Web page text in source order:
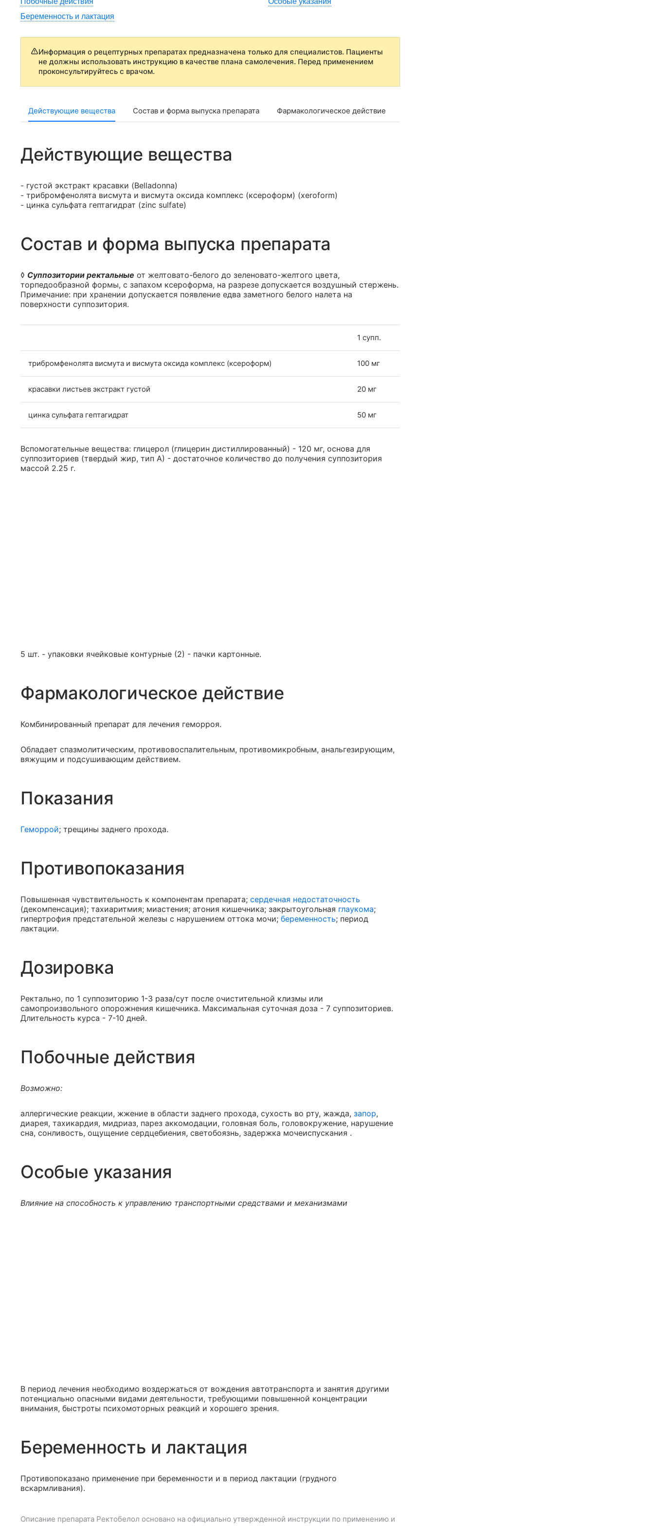
Беременность и лактация
Информация о рецептурных препаратах предназначена только для специалистов. Пациенты
не должны использовать инструкцию в качестве плана самолечения. Перед применением
проконсультируйтесь с врачом.
Действующие вещества Состав и форма выпуска препарата Фармакологическое действие
Действующие вещества
- густой экстракт красавки (Belladonna)
- трибромфенолята висмута и висмута оксида комплекс (ксероформ) (xeroform)
- цинка сульфата гептагидрат (zinc sulfate)
Состав и форма выпуска препарата
◊ Суппозитории ректальные от желтовато-белого до зеленовато-желтого цвета,
торпедообразной формы, с запахом ксероформа, на разрезе допускается воздушный стержень.
Примечание: при хранении допускается появление едва заметного белого налета на
поверхности суппозитория.
1 супп.
трибромфенолята висмута и висмута оксида комплекс (ксероформ) 100 мг
красавки листьев экстракт густой 20 мг
цинка сульфата гептагидрат 50 мг
Вспомогательные вещества: глицерол (глицерин дистиллированный) - 120 мг, основа для
суппозиториев (твердый жир, тип А) - достаточное количество до получения суппозитория
массой 2.25 г.
5 шт. - упаковки ячейковые контурные (2) - пачки картонные.
Фармакологическое действие
Комбинированный препарат для лечения геморроя.
Обладает спазмолитическим, противовоспалительным, противомикробным, анальгезирующим,
вяжущим и подсушивающим действием.
Показания
Геморрой; трещины заднего прохода.
Противопоказания
Повышенная чувствительность к компонентам препарата; сердечная недостаточность
(декомпенсация); тахиаритмия; миастения; атония кишечника; закрытоугольная глаукома;
гипертрофия предстательной железы с нарушением оттока мочи; беременность; период
лактации.
Дозировка
Ректально, по 1 суппозиторию 1-3 раза/сут после очистительной клизмы или
самопроизвольного опорожнения кишечника. Максимальная суточная доза - 7 суппозиториев.
Длительность курса - 7-10 дней.
Побочные действия
Возможно:
аллергические реакции, жжение в области заднего прохода, сухость во рту, жажда, запор,
диарея, тахикардия, мидриаз, парез аккомодации, головная боль, головокружение, нарушение
сна, сонливость, ощущение сердцебиения, светобоязнь, задержка мочеиспускания .
Особые указания
Влияние на способность к управлению транспортными средствами и механизмами
В период лечения необходимо воздержаться от вождения автотранспорта и занятия другими
потенциально опасными видами деятельности, требующими повышенной концентрации
внимания, быстроты психомоторных реакций и хорошего зрения.
Беременность и лактация
Противопоказано применение при беременности и в период лактации (грудного
вскармливания).
Описание препарата Ректобелол основано на официально утвержденной инструкции по применению и